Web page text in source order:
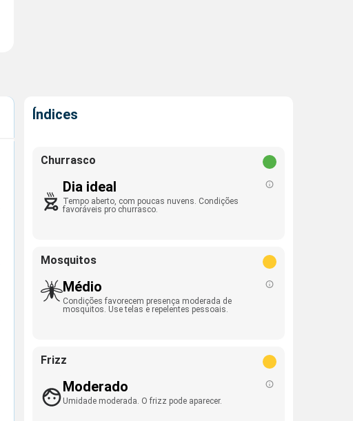
Índices
Churrasco
Dia ideal
Tempo aberto, com poucas nuvens. Condições
favoráveis pro churrasco.
Mosquitos
Médio
Condições favorecem presença moderada de
mosquitos. Use telas e repelentes pessoais.
Frizz
Moderado
Umidade moderada. O frizz pode aparecer.